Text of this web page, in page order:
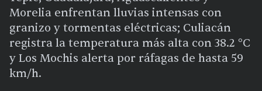
Morelia enfrentan lluvias intensas con
granizo y tormentas eléctricas; Culiacán
registra la temperatura más alta con 38.2 °C
y Los Mochis alerta por ráfagas de hasta 59
km/h.